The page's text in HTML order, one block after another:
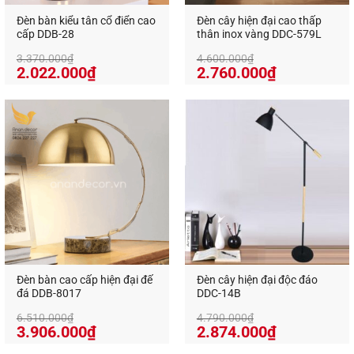
Mang đến trải nghiệm sử dụng hiện đại.
Đặc biệt trong môi trường nhà hàng và quán bar,
nhân viên có thể dễ dàng điều chỉnh ánh sáng cho
từng bàn chỉ trong vài giây.
Đèn bàn kiểu tân cổ điển cao
cấp DDB-28
3.370.000₫
Giá
là:
3.370.000₫.
2.022.000₫Giá
hiện
tại
là:
2.022.000₫.
Đèn cây hiện đại cao thấp
thân inox vàng DDC-579L
4.600.000₫
Giá
là:
4.600.000₫.
2.760.000₫Giá
hiện
tại
là:
Đèn bàn cao cấp hiện đại đế
đá DDB-8017
6.510.000₫
Giá
3.906.000₫Giá
hiện
Đèn cây hiện đại độc đáo
DDC-14B
4.790.000₫
Giá
2.874.000₫Giá
hiện